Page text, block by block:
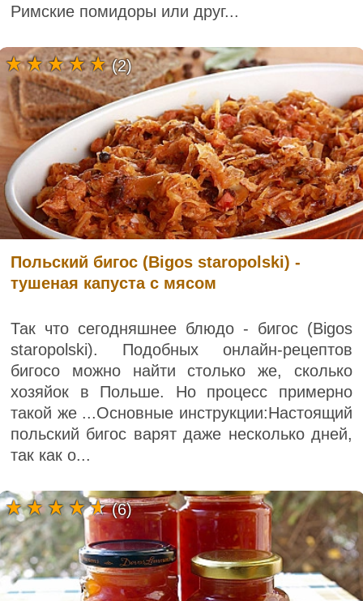
Римские помидоры или друг...
Польский бигос (Bigos staropolski) -
тушеная капуста с мясом
Так что сегодняшнее блюдо - бигос (Bigos
staropolski). Подобных онлайн-рецептов
бигосо можно найти столько же, сколько
хозяйок в Польше. Но процесс примерно
такой же ...Основные инструкции:Настоящий
польский бигос варят даже несколько дней,
так как о...
(2)
(6)